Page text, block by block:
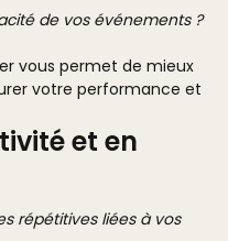
de vos événements ?
vous permet de mieux
votre performance et
et en
répétitives liées à vos